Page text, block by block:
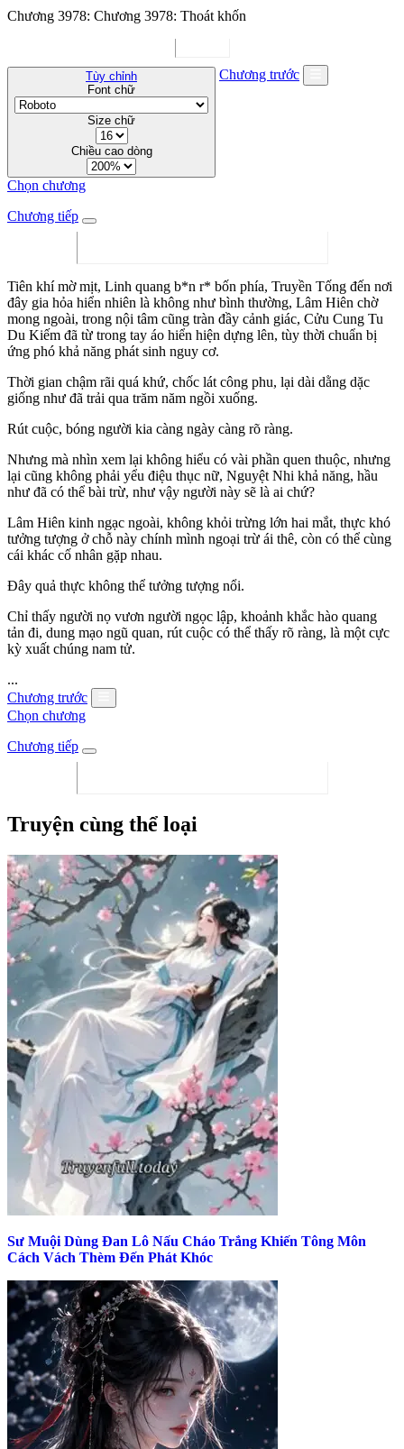
Chương 3978: Chương 3978: Thoát khốn
Tùy chỉnh
Font chữ
Size chữ
Chiều cao dòng
Chương trước
Chọn chương
Chương tiếp
Tiên khí mờ mịt, Linh quang b*n r* bốn phía, Truyền Tống đến nơi
đây gia hỏa hiển nhiên là không như bình thường, Lâm Hiên chờ
mong ngoài, trong nội tâm cũng tràn đầy cảnh giác, Cửu Cung Tu
Du Kiếm đã từ trong tay áo hiển hiện dựng lên, tùy thời chuẩn bị
ứng phó khả năng phát sinh nguy cơ.
Thời gian chậm rãi quá khứ, chốc lát công phu, lại dài dằng dặc
giống như đã trải qua trăm năm ngồi xuống.
Rút cuộc, bóng người kia càng ngày càng rõ ràng.
Nhưng mà nhìn xem lại không hiểu có vài phần quen thuộc, nhưng
lại cũng không phải yểu điệu thục nữ, Nguyệt Nhi khả năng, hầu
như đã có thể bài trừ, như vậy người này sẽ là ai chứ?
Lâm Hiên kinh ngạc ngoài, không khỏi trừng lớn hai mắt, thực khó
tưởng tượng ở chỗ này chính mình ngoại trừ ái thê, còn có thể cùng
cái khác cố nhân gặp nhau.
Đây quả thực không thể tưởng tượng nổi.
Chỉ thấy người nọ vươn người ngọc lập, khoảnh khắc hào quang
tản đi, dung mạo ngũ quan, rút cuộc có thể thấy rõ ràng, là một cực
kỳ xuất chúng nam tử.
...
Chương trước
Chọn chương
Chương tiếp
Truyện cùng thể loại
Sư Muội Dùng Đan Lô Nấu Cháo Trắng Khiến Tông Môn
Cách Vách Thèm Đến Phát Khóc